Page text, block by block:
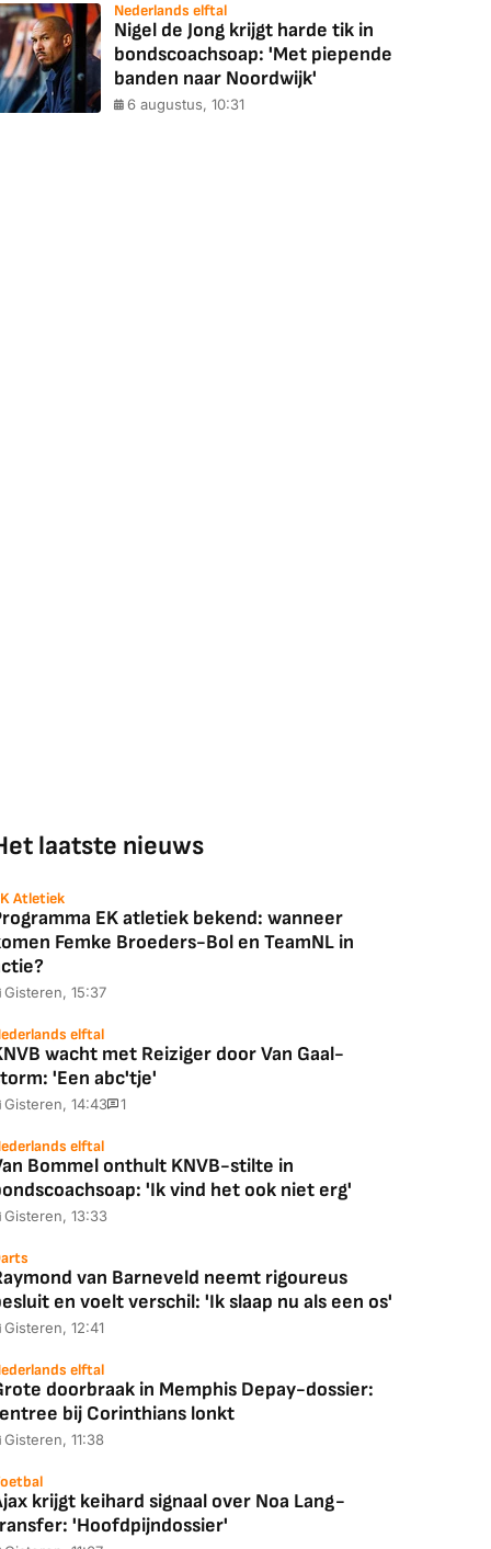
Nederlands elftal
Nigel de Jong krijgt harde tik in
bondscoachsoap: 'Met piepende
banden naar Noordwijk'
6 augustus, 10:31
laatste nieuws
Atletiek
EK atletiek bekend: wanneer
Femke Broeders-Bol en TeamNL in
Gisteren, 15:37
elftal
wacht met Reiziger door Van Gaal-
'Een abc'tje'
Gisteren, 14:43 1
elftal
Bommel onthult KNVB-stilte in
'Ik vind het ook niet erg'
Gisteren, 13:33
van Barneveld neemt rigoureus
en voelt verschil: 'Ik slaap nu als een os'
Gisteren, 12:41
elftal
doorbraak in Memphis Depay-dossier:
bij Corinthians lonkt
Gisteren, 11:38
krijgt keihard signaal over Noa Lang-
'Hoofdpijndossier'